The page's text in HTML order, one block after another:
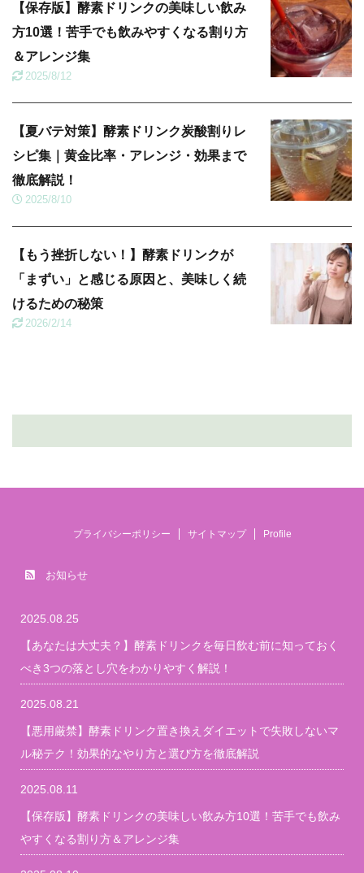
【保存版】酵素ドリンクの美味しい飲み
方10選！苦手でも飲みやすくなる割り方
＆アレンジ集
2025/8/12
【夏バテ対策】酵素ドリンク炭酸割りレ
シピ集｜黄金比率・アレンジ・効果まで
徹底解説！
2025/8/10
【もう挫折しない！】酵素ドリンクが
「まずい」と感じる原因と、美味しく続
けるための秘策
2026/2/14
プライバシーポリシー サイトマップ Profile
お知らせ
2025.08.25
【あなたは大丈夫？】酵素ドリンクを毎日飲む前に知っておく
べき3つの落とし穴をわかりやすく解説！
2025.08.21
【悪用厳禁】酵素ドリンク置き換えダイエットで失敗しないマ
ル秘テク！効果的なやり方と選び方を徹底解説
2025.08.11
【保存版】酵素ドリンクの美味しい飲み方10選！苦手でも飲み
やすくなる割り方＆アレンジ集